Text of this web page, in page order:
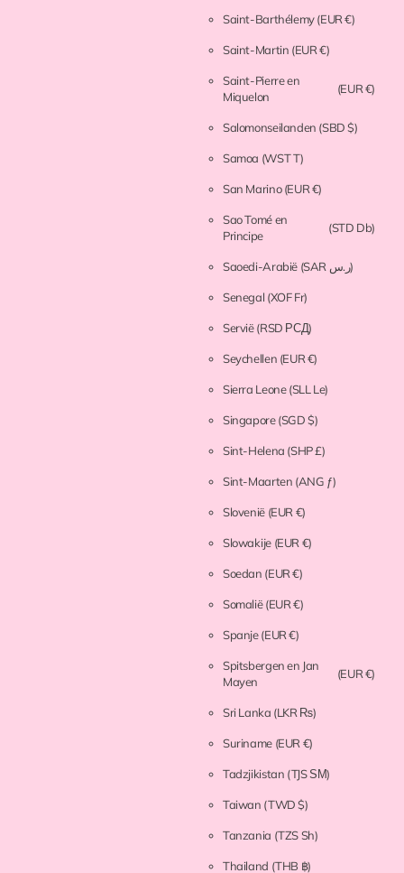
Saint-Barthélemy(EUR €)
Saint-Martin (EUR €)
Saint-Pierre en
Miquelon
(EUR €)
Salomonseilanden (SBD $)
Samoa (WST T)
San Marino(EUR €)
Sao Tomé en
Principe
(STD Db)
Saoedi-Arabië (SAR ر.س)
Senegal (XOF Fr)
Servië(RSD РСД)
Seychellen (EUR €)
Sierra Leone(SLL Le)
Singapore(SGD $)
Sint-Helena (SHP £)
Sint-Maarten (ANG ƒ)
Slovenië (EUR €)
Slowakije (EUR €)
Soedan (EUR €)
Somalië(EUR €)
Spanje(EUR €)
Spitsbergen en Jan
Mayen
(EUR €)
Sri Lanka (LKR ₨)
Suriname (EUR €)
Tadzjikistan (TJS ЅМ)
Taiwan (TWD $)
Tanzania (TZS Sh)
Thailand (THB ฿)